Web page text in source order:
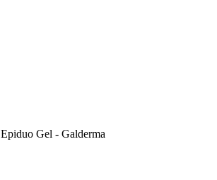
Epiduo Gel - Galderma